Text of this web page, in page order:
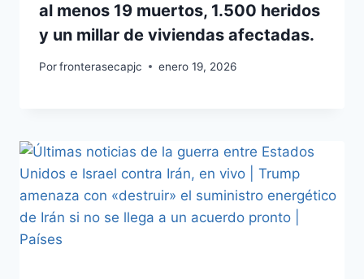
al menos 19 muertos, 1.500 heridos
y un millar de viviendas afectadas.
Porfronterasecapjc enero 19, 2026